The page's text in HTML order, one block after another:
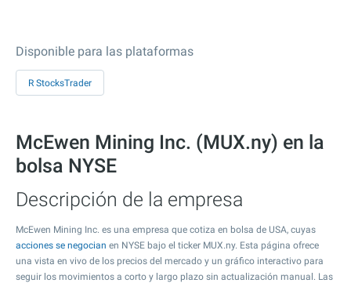
Disponible para las plataformas
R StocksTrader
McEwen Mining Inc. (MUX.ny) en la
bolsa NYSE
Descripción de la empresa
McEwen Mining Inc. es una empresa que cotiza en bolsa de USA, cuyas
acciones se negocian en NYSE bajo el ticker MUX.ny. Esta página ofrece
una vista en vivo de los precios del mercado y un gráfico interactivo para
seguir los movimientos a corto y largo plazo sin actualización manual. Las